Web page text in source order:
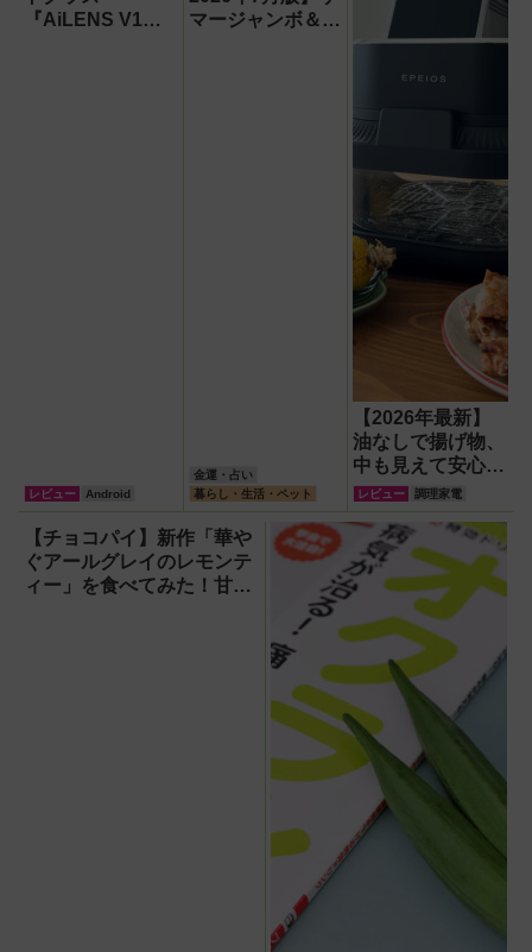
『AiLENS V1』
レビュー Android
マージャンボ＆財
金運・占い
暮らし・生活・ペット
【2026年最新】
油なしで揚げ物、
中も見えて安心な
ノンフライヤー
『ガラスボウルエ
アフライヤー』で
唐揚げ＆焼きとう
もろこしにチャレ
レビュー 調理家電
【チョコパイ】新作「華や
ぐアールグレイのレモンテ
ィー」を食べてみた！甘さ